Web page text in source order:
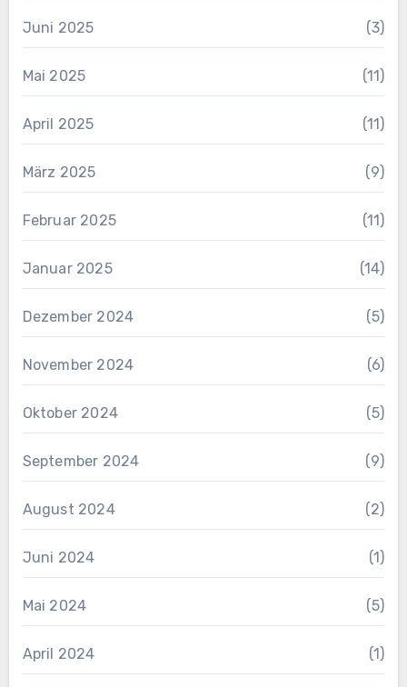
Juni 2025 (3)
Mai 2025 (11)
April 2025 (11)
März 2025 (9)
Februar 2025 (11)
Januar 2025 (14)
Dezember 2024 (5)
November 2024 (6)
Oktober 2024 (5)
September 2024 (9)
August 2024 (2)
Juni 2024 (1)
Mai 2024 (5)
April 2024 (1)